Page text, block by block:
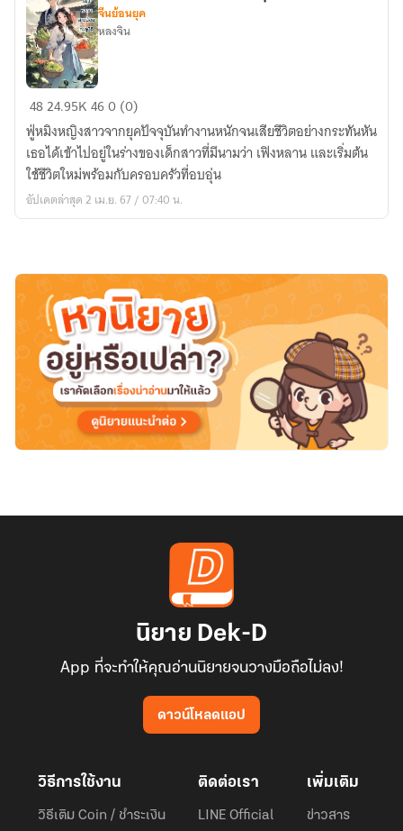
เมิ่งเฟิง
หลาน
สาว
น้อย
ทะลุ
มิติ
จีนย้อนยุค
หลงจิน
4824.95K460 (0)
ฟู่หมิงหญิงสาวจากยุคปัจจุบันทำงานหนักจนเสียชีวิตอย่างกระทันหัน
เธอได้เข้าไปอยู่ในร่างของเด็กสาวที่มีนามว่า เฟิงหลาน และเริ่มต้น
ใช้ชีวิตใหม่พร้อมกับครอบครัวที่อบอุ่น
อัปเดตล่าสุด 2 เม.ย. 67 / 07:40 น.
นิยาย Dek-D
App ที่จะทำให้คุณอ่านนิยายจนวางมือถือไม่ลง!
ดาวน์โหลดแอป
วิธีการใช้งาน
วิธีเติม Coin / ชำระเงิน
ติดต่อเรา
LINE Official
เพิ่มเติม
ข่าวสาร